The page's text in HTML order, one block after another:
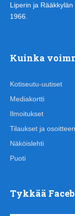
Liperin ja
1966.
Kuinka
Kotiseutu-uutiset
Mediakortti
Ilmoitukset
Tilaukset ja
Näköislehti
Puoti
Tykkää